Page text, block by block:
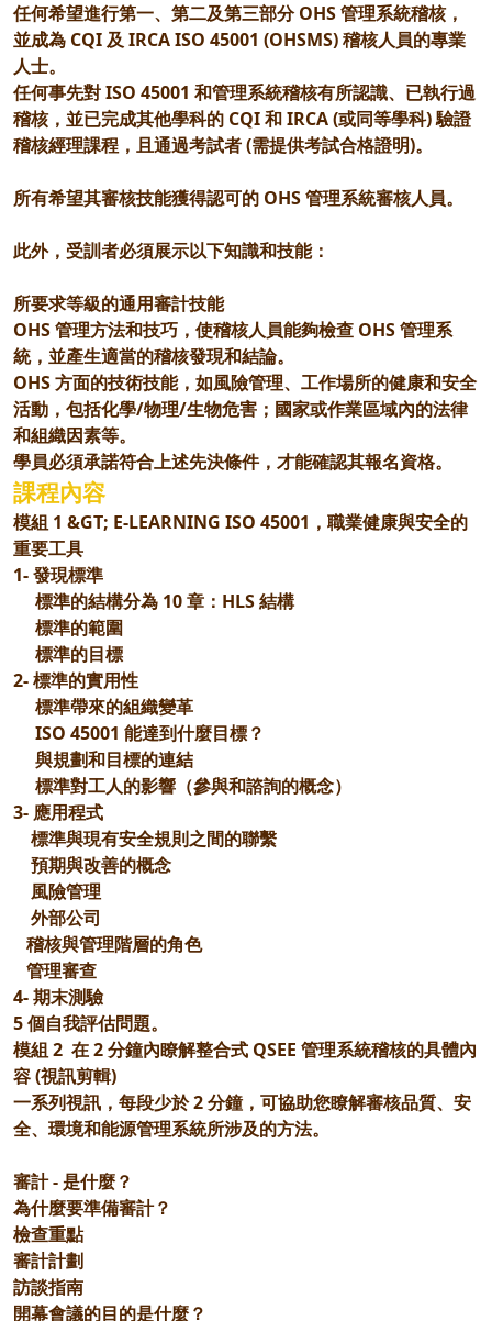
任何希望進行第一、第二及第三部分 OHS 管理系統稽核，
並成為 CQI 及 IRCA ISO 45001 (OHSMS) 稽核人員的專業
人士。
任何事先對 ISO 45001 和管理系統稽核有所認識、已執行過
稽核，並已完成其他學科的 CQI 和 IRCA (或同等學科) 驗證
稽核經理課程，且通過考試者 (需提供考試合格證明)。
所有希望其審核技能獲得認可的 OHS 管理系統審核人員。
此外，受訓者必須展示以下知識和技能：
所要求等級的通用審計技能
OHS 管理方法和技巧，使稽核人員能夠檢查 OHS 管理系
統，並產生適當的稽核發現和結論。
OHS 方面的技術技能，如風險管理、工作場所的健康和安全
活動，包括化學/物理/生物危害；國家或作業區域內的法律
和組織因素等。
學員必須承諾符合上述先決條件，才能確認其報名資格。
課程內容
模組 1 &GT; E-LEARNING ISO 45001，職業健康與安全的
重要工具
1- 發現標準
標準的結構分為 10 章：HLS 結構
標準的範圍
標準的目標
2- 標準的實用性
標準帶來的組織變革
ISO 45001 能達到什麼目標？
與規劃和目標的連結
標準對工人的影響（參與和諮詢的概念）
3- 應用程式
標準與現有安全規則之間的聯繫
預期與改善的概念
風險管理
外部公司
稽核與管理階層的角色
管理審查
4- 期末測驗
5 個自我評估問題。
模組 2 在 2 分鐘內瞭解整合式 QSEE 管理系統稽核的具體內
容 (視訊剪輯)
一系列視訊，每段少於 2 分鐘，可協助您瞭解審核品質、安
全、環境和能源管理系統所涉及的方法。
審計 - 是什麼？
為什麼要準備審計？
檢查重點
審計計劃
訪談指南
開幕會議的目的是什麼？